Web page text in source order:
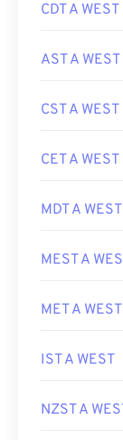
CDT A WEST
AST A WEST
CST A WEST
CET A WEST
MDT A WEST
MEST A
MET A WEST
IST A WEST
NZST A